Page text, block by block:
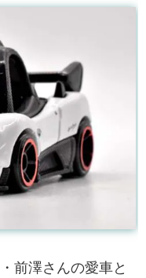
前澤さんの愛車と